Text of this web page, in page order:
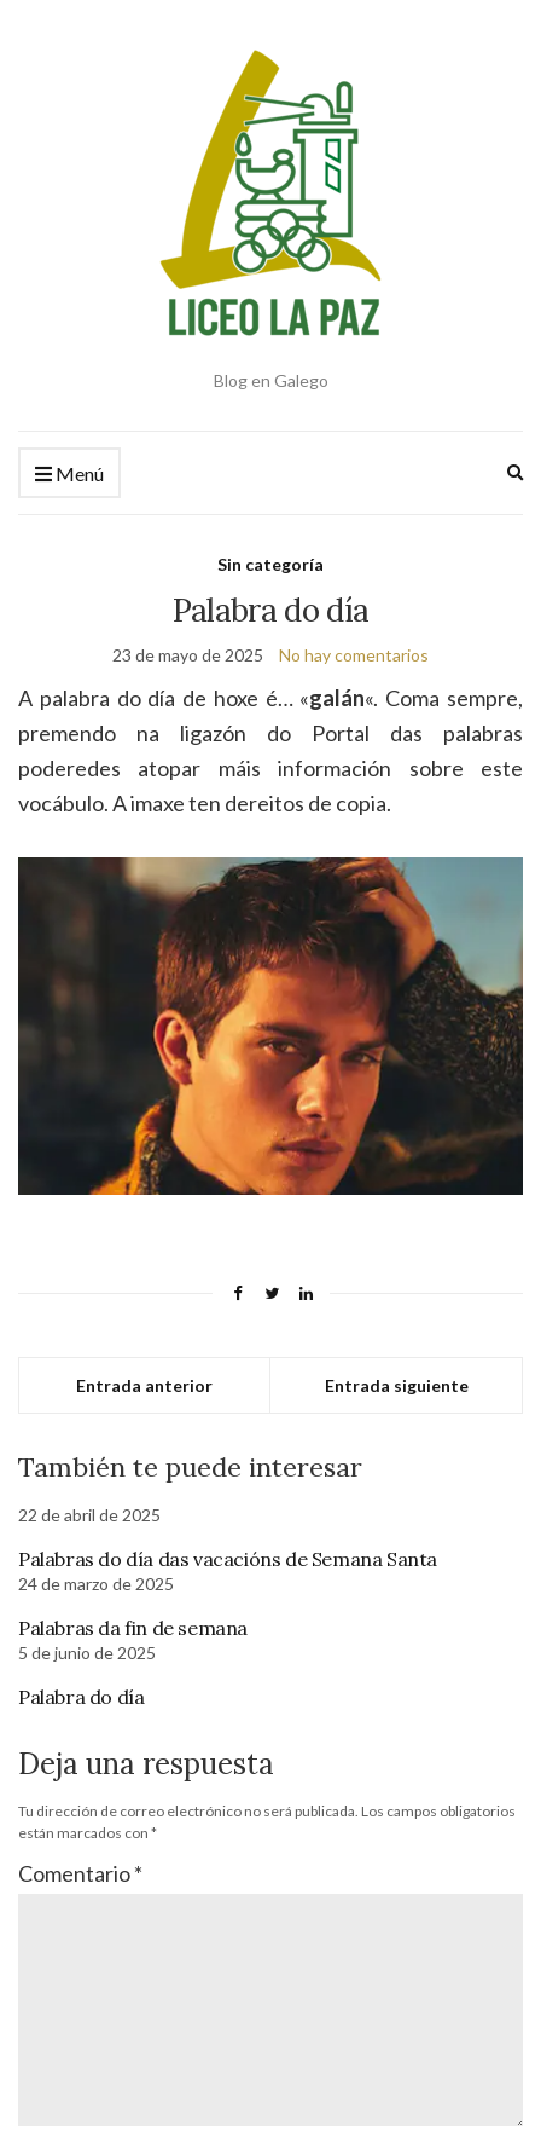
Blog en Galego
Menú
Sin categoría
Palabra do día
23 de mayo de 2025 No hay comentarios
A palabra do día de hoxe é… «galán«. Coma sempre,
premendo na ligazón do Portal das palabras
poderedes atopar máis información sobre este
vocábulo. A imaxe ten dereitos de copia.
Entrada anterior Entrada siguiente
También te puede interesar
22 de abril de 2025
Palabras do día das vacacións de Semana Santa
24 de marzo de 2025
Palabras da fin de semana
5 de junio de 2025
Palabra do día
Deja una respuesta
Tu dirección de correo electrónico no será publicada. Los campos obligatorios
están marcados con *
Comentario*